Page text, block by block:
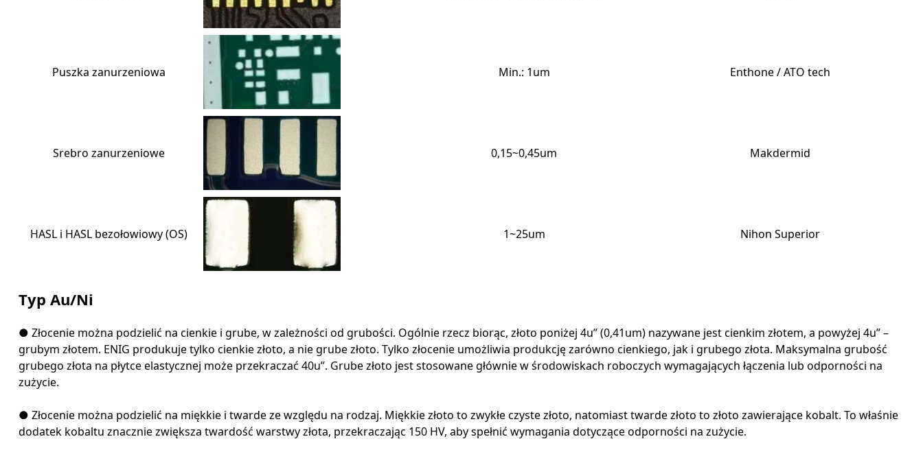
Puszka zanurzeniowa Min.: 1um Enthone / ATO tech
Srebro zanurzeniowe 0,15~0,45um Makdermid
HASL i HASL bezołowiowy (OS) 1~25um Nihon Superior
Typ Au/Ni
● Złocenie można podzielić na cienkie i grube, w zależności od grubości. Ogólnie rzecz biorąc, złoto poniżej 4u” (0,41um) nazywane jest cienkim złotem, a powyżej 4u” –
grubym złotem. ENIG produkuje tylko cienkie złoto, a nie grube złoto. Tylko złocenie umożliwia produkcję zarówno cienkiego, jak i grubego złota. Maksymalna grubość
grubego złota na płytce elastycznej może przekraczać 40u”. Grube złoto jest stosowane głównie w środowiskach roboczych wymagających łączenia lub odporności na
zużycie.
● Złocenie można podzielić na miękkie i twarde ze względu na rodzaj. Miękkie złoto to zwykłe czyste złoto, natomiast twarde złoto to złoto zawierające kobalt. To właśnie
dodatek kobaltu znacznie zwiększa twardość warstwy złota, przekraczając 150 HV, aby spełnić wymagania dotyczące odporności na zużycie.